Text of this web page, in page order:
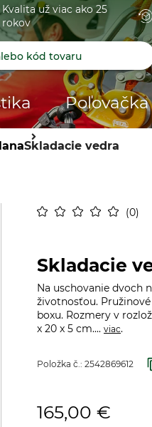
Kvalita už viac ako 25
rokov
Poľovačka
Skladacie vedra
0
Skladacie
Na uschovanie dvoch
životnosťou.
boxu. Rozmery v
x 20 x 5 cm.... viac.
Položka č.: 2542869612
165,00 €